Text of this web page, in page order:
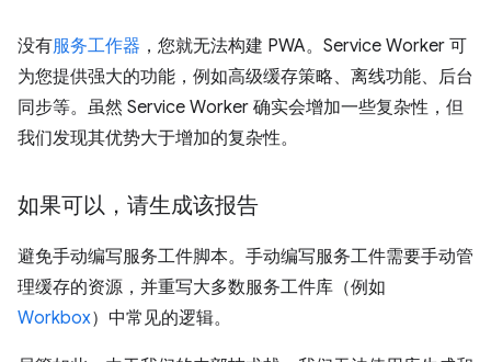
没有服务工作器 ，您就无法构建 PWA。Service Worker 可
为您提供强大的功能，例如高级缓存策略、离线功能、后台
同步等。虽然 Service Worker 确实会增加一些复杂性，但
我们发现其优势大于增加的复杂性。
如果可以，请生成该报告
避免手动编写服务工件脚本。手动编写服务工件需要手动管
理缓存的资源，并重写大多数服务工件库（例如
Workbox）中常见的逻辑。